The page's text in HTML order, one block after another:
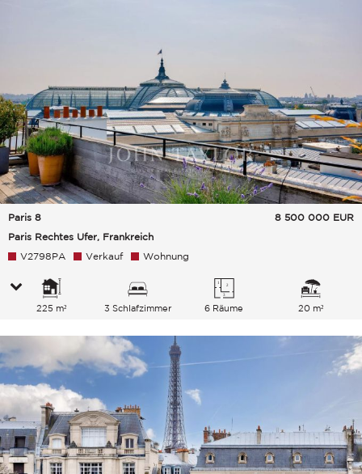
Paris 8
Paris Rechtes Ufer, Frankreich
8 500 000 EUR
V2798PA Verkauf Wohnung
225 m² 3 Schlafzimmer 6 Räume 20 m²